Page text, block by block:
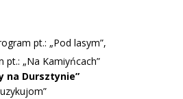
pt.: „Pod lasym”,
pt.: „Na Kamiyńcach”
na Dursztynie”